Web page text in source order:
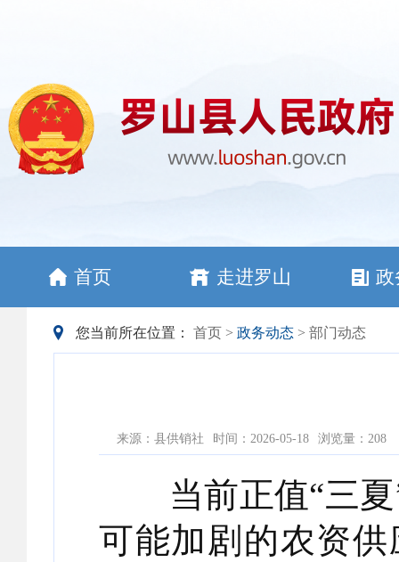
首页 走进罗山 政
您当前所在位置： 首页 > 政务动态 > 部门动态
来源：县供销社 时间：2026-05-18 浏览量： 208
当前正值“三夏”
可能加剧的农资